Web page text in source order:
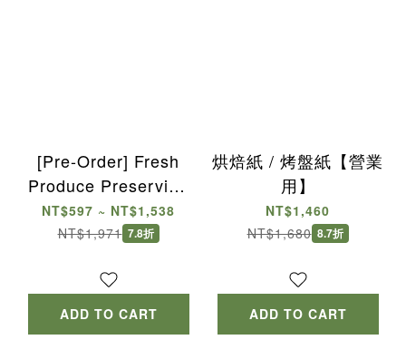
[Pre-Order] Fresh
Produce Preserving
Paper / Roll-Type Oil
Absorbing Paper
NT$597 ~ NT$1,538
NT$1,971 7.8折
ADD TO CART
烘焙紙 / 烤盤紙【營業
用】
NT$1,460
NT$1,680 8.7折
ADD TO CART